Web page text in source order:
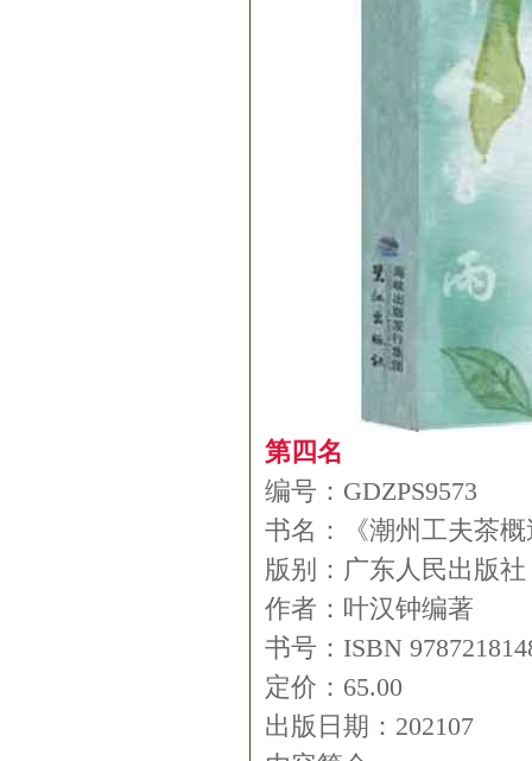
第四名
编号：GDZPS9573
书名：《潮州工夫茶
版别：广东人民出版社
作者：叶汉钟编著
书号：ISBN
定价：65.00
出版日期：202107